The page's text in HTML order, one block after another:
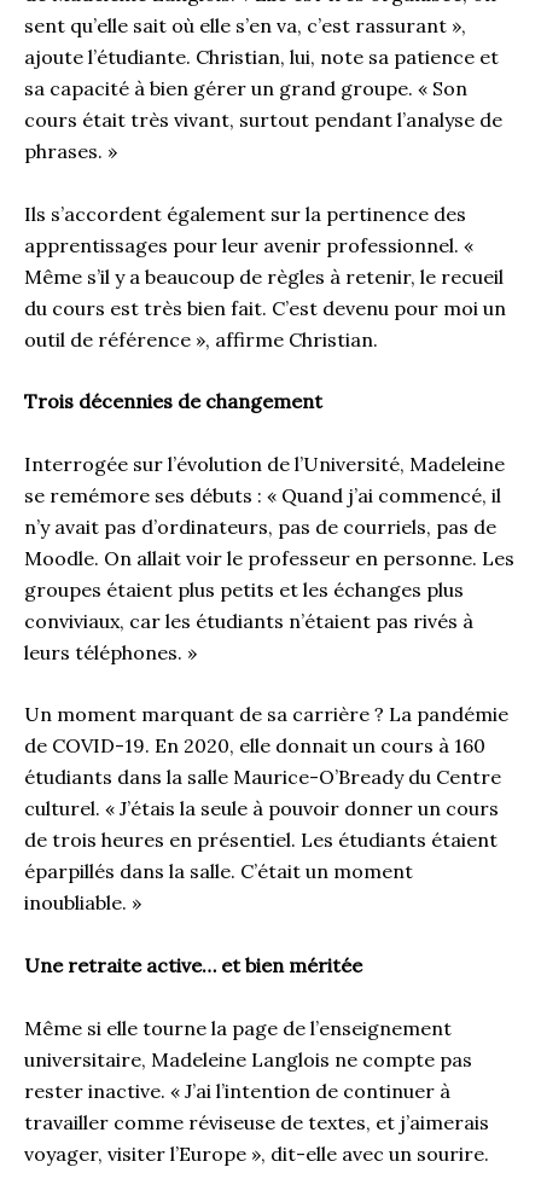
sent qu’elle sait où elle s’en va, c’est rassurant »,
ajoute l’étudiante. Christian, lui, note sa patience et
sa capacité à bien gérer un grand groupe. « Son
cours était très vivant, surtout pendant l’analyse de
phrases. »
Ils s’accordent également sur la pertinence des
apprentissages pour leur avenir professionnel. «
Même s’il y a beaucoup de règles à retenir, le recueil
du cours est très bien fait. C’est devenu pour moi un
outil de référence », affirme Christian.
Trois décennies de changement
Interrogée sur l’évolution de l’Université, Madeleine
se remémore ses débuts : « Quand j’ai commencé, il
n’y avait pas d’ordinateurs, pas de courriels, pas de
Moodle. On allait voir le professeur en personne. Les
groupes étaient plus petits et les échanges plus
conviviaux, car les étudiants n’étaient pas rivés à
leurs téléphones. »
Un moment marquant de sa carrière ? La pandémie
de COVID-19. En 2020, elle donnait un cours à 160
étudiants dans la salle Maurice-O’Bready du Centre
culturel. « J’étais la seule à pouvoir donner un cours
de trois heures en présentiel. Les étudiants étaient
éparpillés dans la salle. C’était un moment
inoubliable. »
Une retraite active… et bien méritée
Même si elle tourne la page de l’enseignement
universitaire, Madeleine Langlois ne compte pas
rester inactive. « J’ai l’intention de continuer à
travailler comme réviseuse de textes, et j’aimerais
voyager, visiter l’Europe », dit-elle avec un sourire.